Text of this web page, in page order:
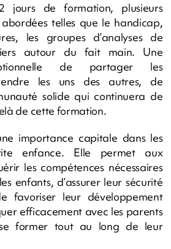
de formation, plusieurs
telles que le handicap,
les groupes d’analyses de
autour du fait main. Une
de partager les
les uns des autres, de
solide qui continuera de
de cette formation.
importance capitale dans les
enfance. Elle permet aux
les compétences nécessaires
enfants, d’assurer leur sécurité
favoriser leur développement
efficacement avec les parents
former tout au long de leur